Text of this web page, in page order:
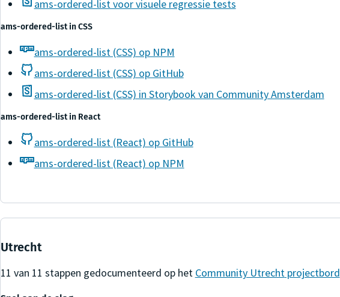
ams-ordered-list voor visuele regressie tests
ams-ordered-listinCSS
ams-ordered-list (CSS) op NPM
ams-ordered-list (CSS) op GitHub
ams-ordered-list (CSS) in Storybook van Community Amsterdam
ams-ordered-listin React
ams-ordered-list (React) op GitHub
ams-ordered-list (React) op NPM
Utrecht
11 van 11 stappen gedocumenteerd op het Community Utrecht projectbord